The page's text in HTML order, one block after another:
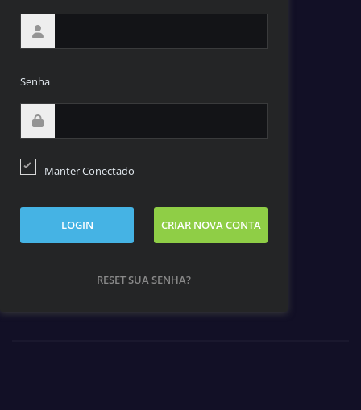
Senha
Manter Conectado
LOGIN CRIAR NOVA CONTA
RESET SUA SENHA?